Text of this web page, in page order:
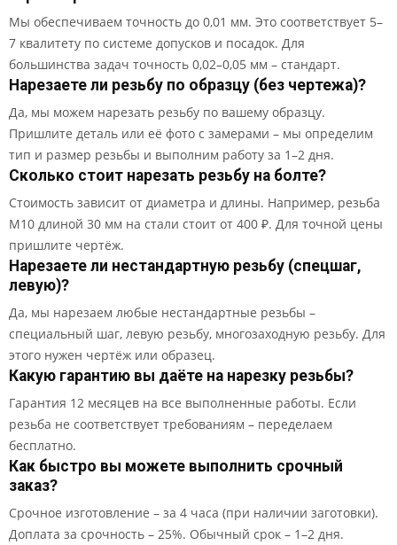
Мы обеспечиваем точность до 0,01 мм. Это соответствует 5–
7 квалитету по системе допусков и посадок. Для
большинства задач точность 0,02–0,05 мм – стандарт.
Нарезаете ли резьбу по образцу (без чертежа)?
Да, мы можем нарезать резьбу по вашему образцу.
Пришлите деталь или её фото с замерами – мы определим
тип и размер резьбы и выполним работу за 1–2 дня.
Сколько стоит нарезать резьбу на болте?
Стоимость зависит от диаметра и длины. Например, резьба
М10 длиной 30 мм на стали стоит от 400 ₽. Для точной цены
пришлите чертёж.
Нарезаете ли нестандартную резьбу (спецшаг,
левую)?
Да, мы нарезаем любые нестандартные резьбы –
специальный шаг, левую резьбу, многозаходную резьбу. Для
этого нужен чертёж или образец.
Какую гарантию вы даёте на нарезку резьбы?
Гарантия 12 месяцев на все выполненные работы. Если
резьба не соответствует требованиям – переделаем
бесплатно.
Как быстро вы можете выполнить срочный
заказ?
Срочное изготовление – за 4 часа (при наличии заготовки).
Доплата за срочность – 25%. Обычный срок – 1–2 дня.